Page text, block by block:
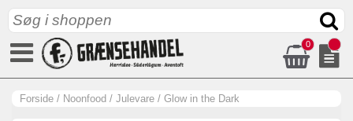
0
Forside / Noonfood / Julevare / Glow in the Dark